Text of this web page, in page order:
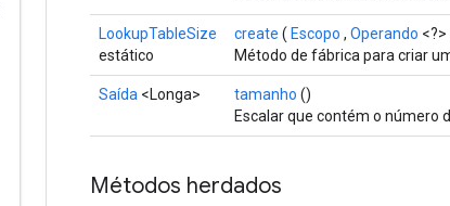
LookupTableSize
estático
create ( Escopo , Operando
Método de fábrica para criar
Saída <Longa> tamanho ()
Escalar que contém o número
Métodos herdados